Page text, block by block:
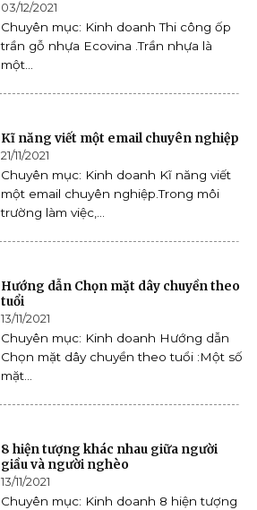
03/12/2021
Chuyên mục: Kinh doanh Thi công ốp
trần gỗ nhựa Ecovina .Trần nhựa là
một...
Kĩ năng viết một email chuyên nghiệp
21/11/2021
Chuyên mục: Kinh doanh Kĩ năng viết
một email chuyên nghiệp.Trong môi
trường làm việc,...
Hướng dẫn Chọn mặt dây chuyền theo
tuổi
13/11/2021
Chuyên mục: Kinh doanh Hướng dẫn
Chọn mặt dây chuyền theo tuổi :Một số
mặt...
8 hiện tượng khác nhau giữa người
giầu và người nghèo
13/11/2021
Chuyên mục: Kinh doanh 8 hiện tượng